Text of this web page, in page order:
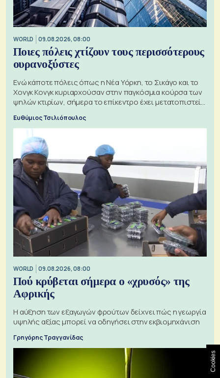
WORLD 09.08.2026, 08:00
Ποιες πόλεις χτίζουν τους περισσότερους
ουρανοξύστες
Ενώ κάποτε πόλεις όπως η Νέα Υόρκη, το Σικάγο και το
Χονγκ Κονγκ κυριαρχούσαν στην παγκόσμια κούρσα των
ψηλών κτιρίων, σήμερα το επίκεντρο έχει μετατοπιστεί
προς την Ασία
Ευθύμιος Τσιλιόπουλος
WORLD 09.08.2026, 08:00
Πού κρύβεται σήμερα ο «χρυσός» της
Αφρικής
Η αύξηση των εξαγωγών φρούτων δείχνει πώς η γεωργία
υψηλής αξίας μπορεί να οδηγήσει στην εκβιομηχάνιση
Γρηγόρης Τραγγανίδας
Cookies